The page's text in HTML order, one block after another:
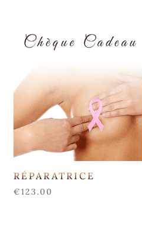
RÉPARATRICE
€123.00